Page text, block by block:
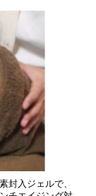
封入ジェルで、